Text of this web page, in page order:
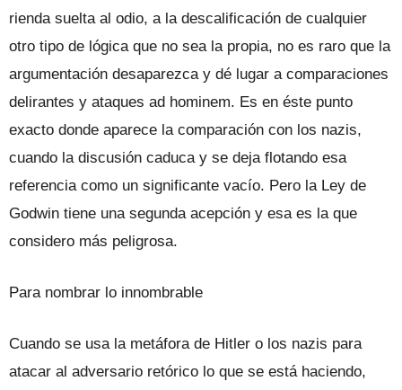
rienda suelta al odio, a la descalificación de cualquier
otro tipo de lógica que no sea la propia, no es raro que la
argumentación desaparezca y dé lugar a comparaciones
delirantes y ataques ad hominem. Es en éste punto
exacto donde aparece la comparación con los nazis,
cuando la discusión caduca y se deja flotando esa
referencia como un significante vacío. Pero la Ley de
Godwin tiene una segunda acepción y esa es la que
considero más peligrosa.
Para nombrar lo innombrable
Cuando se usa la metáfora de Hitler o los nazis para
atacar al adversario retórico lo que se está haciendo,